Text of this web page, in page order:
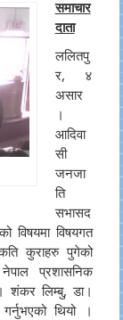
समाचार
दाता
ललितपु
र, ४
असार
।
आदिवा
सी
जनजा
ति
सभासद
विषयमा विषयगत
कुराहरु पुगेको
प्रशासनिक
शंकर लिम्बु, डा।
थियो ।